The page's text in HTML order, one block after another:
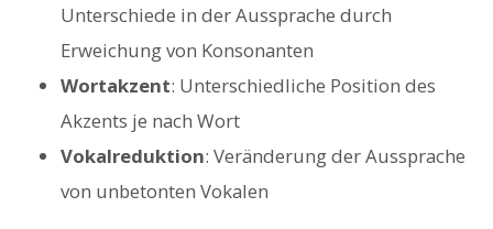
Unterschiede in der Aussprache durch
Erweichung von Konsonanten
Wortakzent: Unterschiedliche Position des
Akzents je nach Wort
Vokalreduktion: Veränderung der Aussprache
von unbetonten Vokalen